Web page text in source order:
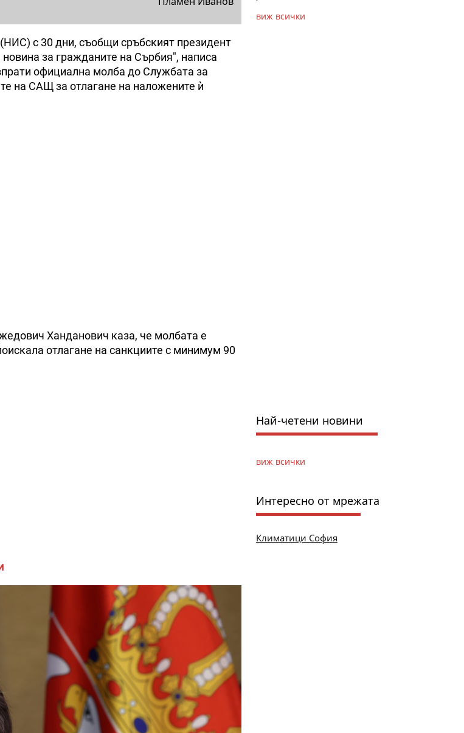
с 30 дни, съобщи сръбският президент
за гражданите на Сърбия", написа
официална молба до Службата за
на САЩ за отлагане на наложените ѝ
Ханданович каза, че молбата е
отлагане на санкциите с минимум 90
виж всички
Най-четени новини
виж всички
Интересно от мрежата
Климатици София